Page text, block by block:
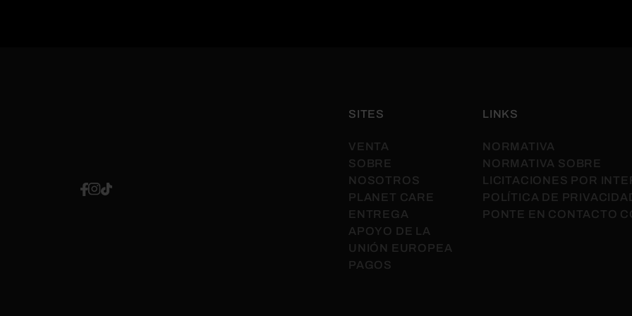
SITES
VENTA
SOBRE
NOSOTROS
PLANET CARE
ENTREGA
APOYO DE LA
UNIÓN EUROPEA
PAGOS
LINKS
NORMATIVA
NORMATIVA SOBRE
LICITACIONES POR
POLÍTICA DE
PONTE EN CONTACTO